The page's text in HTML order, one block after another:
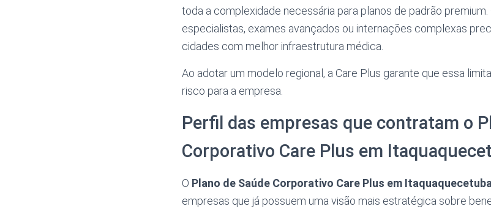
toda a complexidade necessária para planos de padrão
especialistas, exames avançados ou internações complexas
cidades com melhor infraestrutura médica.
Ao adotar um modelo regional, a Care Plus garante que essa
risco para a empresa.
Perfil das empresas que contratam o
Corporativo Care Plus em
O Plano de Saúde Corporativo Care Plus em Itaquaquecetuba
empresas que já possuem uma visão mais estratégica sobre